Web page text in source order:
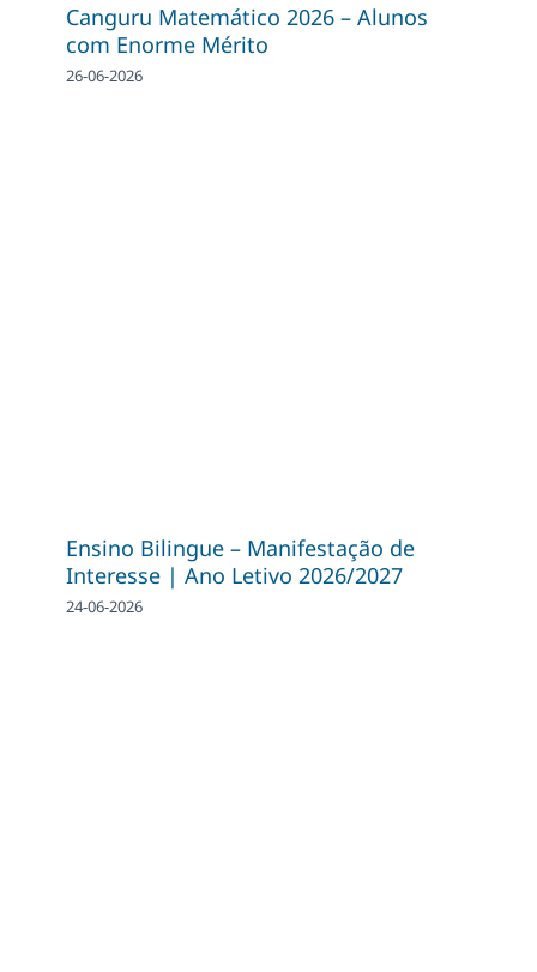
Canguru Matemático 2026 – Alunos
com Enorme Mérito
26-06-2026
Ensino Bilingue – Manifestação de
Interesse | Ano Letivo 2026/2027
24-06-2026